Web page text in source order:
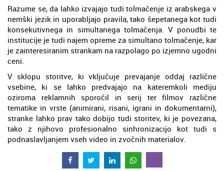
Razume se, da lahko izvajajo tudi tolmačenje iz arabskega v
nemški jezik in uporabljajo pravila, tako šepetanega kot tudi
konsekutivnega in simultanega tolmačenja. V ponudbi te
institucije je tudi najem opreme za simultano tolmačenje, kar
je zainteresiranim strankam na razpolago po izjemno ugodni
ceni.
V sklopu storitve, ki vključuje prevajanje oddaj različne
vsebine, ki se lahko predvajajo na kateremkoli mediju
oziroma reklamnih sporočil in serij ter filmov različne
tematike in vrste (animirani, risani, igrani in dokumentarni),
stranke lahko prav tako dobijo tudi storitev, ki je povezana,
tako z njihovo profesionalno sinhronizacijo kot tudi s
podnaslavljanjem vseh video in zvočnih materialov.